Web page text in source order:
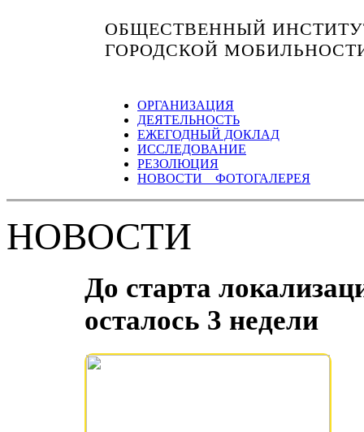
ОБЩЕСТВЕННЫЙ
ГОРОДСКОЙ
ОРГАНИЗАЦИЯ
ДЕЯТЕЛЬНОСТЬ
ЕЖЕГОДНЫЙ ДОКЛАД
ИССЛЕДОВАНИЕ
РЕЗОЛЮЦИЯ
НОВОСТИ ФОТОГАЛЕРЕЯ
НОВОСТИ
До старта
осталось 3 недели